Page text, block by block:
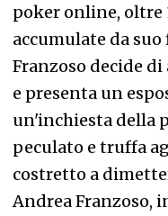
poker online, oltre
accumulate da
Franzoso decide
e presenta un
un'inchiesta della
peculato e truffa
costretto a
Andrea Franzoso,